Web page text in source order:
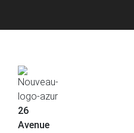
26
Avenue